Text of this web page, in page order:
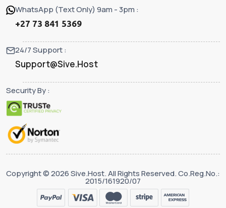
WhatsApp (Text Only) 9am - 3pm :
+27 73 841 5369
24/7 Support :
Support@Sive.Host
Security By :
Copyright © 2026 Sive.Host. All Rights Reserved. Co.Reg.No.:
2015/161920/07